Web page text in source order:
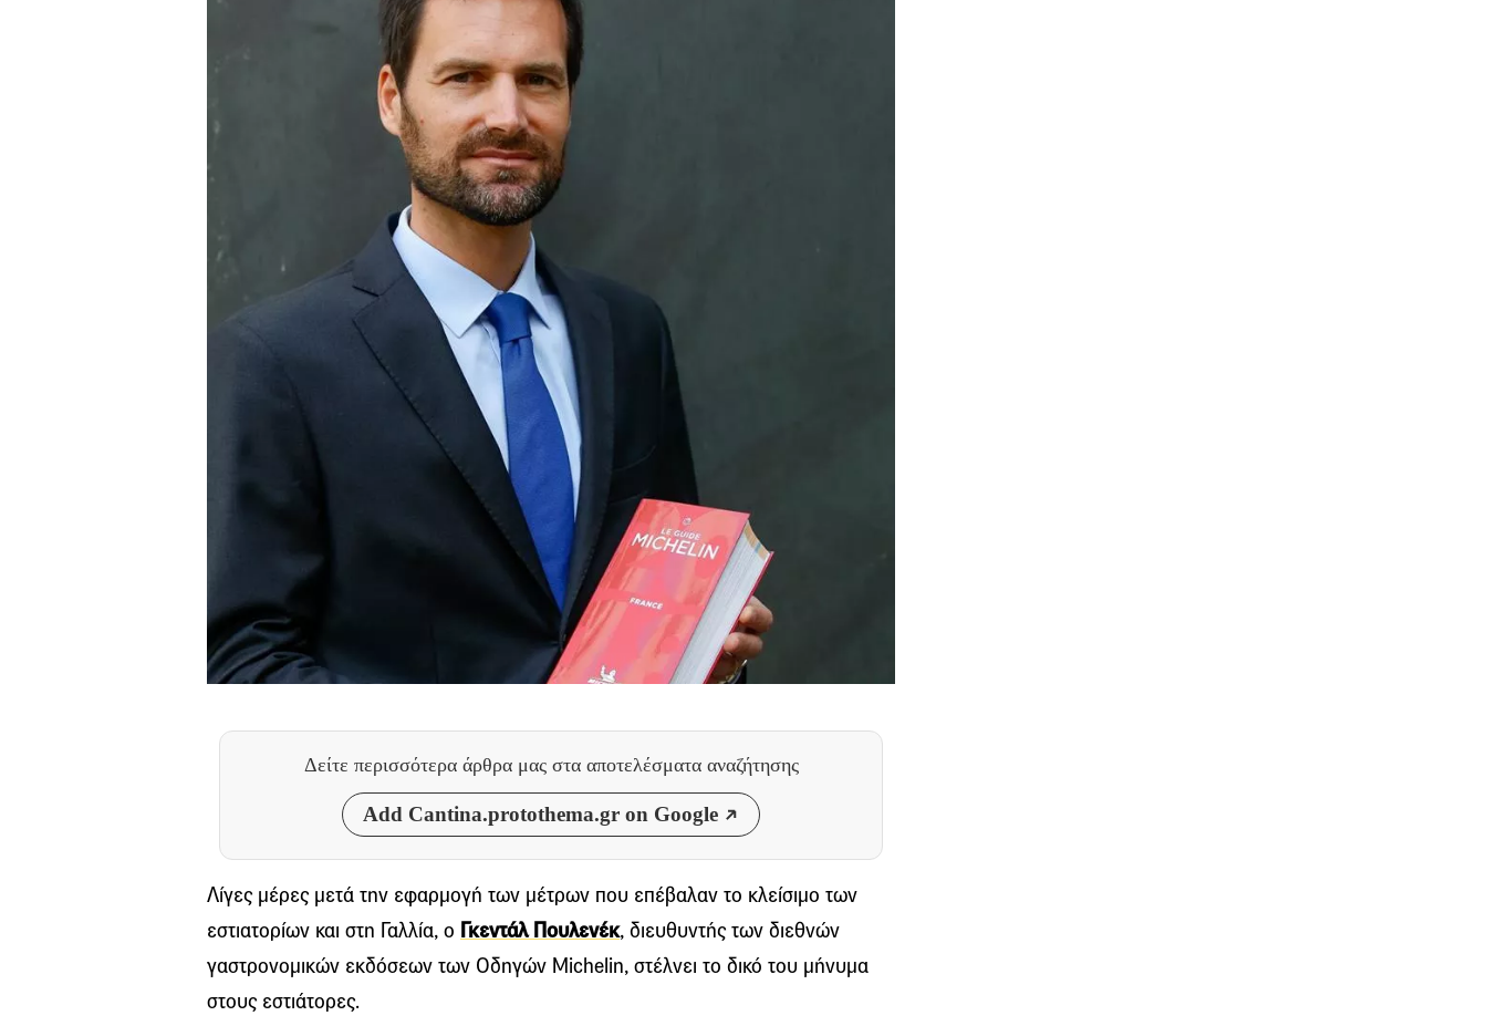
Δείτε περισσότερα άρθρα μας στα αποτελέσματα αναζήτησης
Add Cantina.protothema.gr on Google
Λίγες μέρες μετά την εφαρμογή των μέτρων που επέβαλαν το κλείσιμο των
εστιατορίων και στη Γαλλία, ο Γκεντάλ Πουλενέκ, διευθυντής των διεθνών
γαστρονομικών εκδόσεων των Οδηγών Michelin, στέλνει το δικό του μήνυμα
στους εστιάτορες.